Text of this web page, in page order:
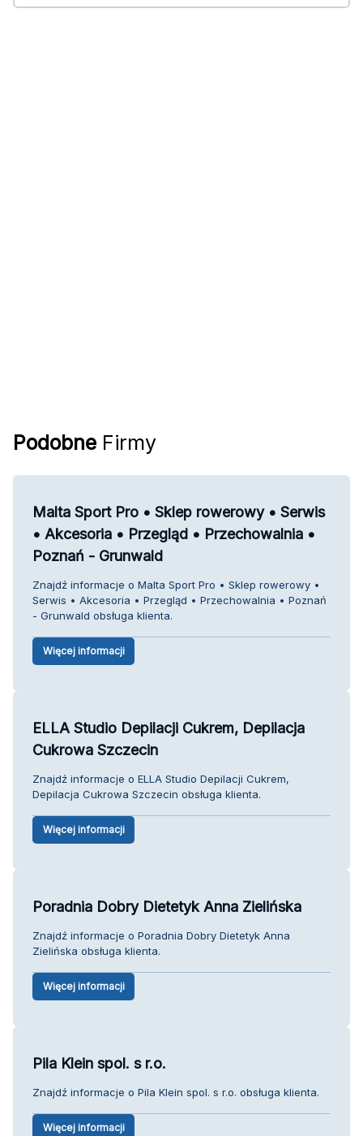
Podobne Firmy
Malta Sport Pro • Sklep rowerowy • Serwis
• Akcesoria • Przegląd • Przechowalnia •
Poznań - Grunwald
Znajdź informacje o Malta Sport Pro • Sklep rowerowy •
Serwis • Akcesoria • Przegląd • Przechowalnia • Poznań
- Grunwald obsługa klienta.
Więcej informacji
ELLA Studio Depilacji Cukrem, Depilacja
Cukrowa Szczecin
Znajdź informacje o ELLA Studio Depilacji Cukrem,
Depilacja Cukrowa Szczecin obsługa klienta.
Więcej informacji
Poradnia Dobry Dietetyk Anna Zielińska
Znajdź informacje o Poradnia Dobry Dietetyk Anna
Zielińska obsługa klienta.
Więcej informacji
Pila Klein spol. s r.o.
Znajdź informacje o Pila Klein spol. s r.o. obsługa klienta.
Więcej informacji